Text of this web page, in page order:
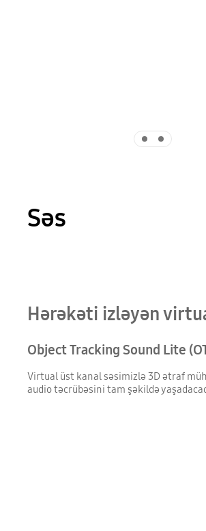
Səs
Hərəkəti izləyən
Object Tracking Sound Lite
Virtual üst kanal səsimizlə 3D ətraf
audio təcrübəsini tam şəkildə